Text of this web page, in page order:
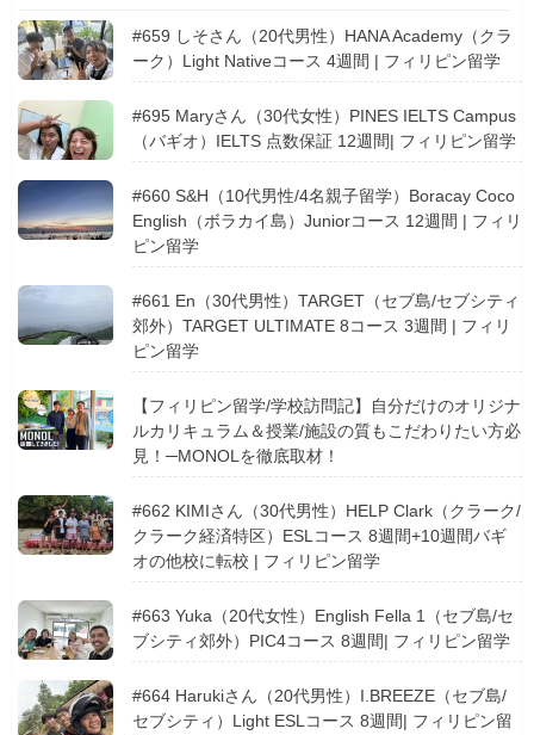
#659 しそさん（20代男性）HANA Academy（クラ
ーク）Light Nativeコース 4週間 | フィリピン留学
#695 Maryさん（30代女性）PINES IELTS Campus
（バギオ）IELTS 点数保証 12週間| フィリピン留学
#660 S&H（10代男性/4名親子留学）Boracay Coco
English（ボラカイ島）Juniorコース 12週間 | フィリ
ピン留学
#661 En（30代男性）TARGET（セブ島/セブシティ
郊外）TARGET ULTIMATE 8コース 3週間 | フィリ
ピン留学
【フィリピン留学/学校訪問記】自分だけのオリジナ
ルカリキュラム＆授業/施設の質もこだわりたい方必
見！─MONOLを徹底取材！
#662 KIMIさん（30代男性）HELP Clark（クラーク/
クラーク経済特区）ESLコース 8週間+10週間バギ
オの他校に転校 | フィリピン留学
#663 Yuka（20代女性）English Fella 1（セブ島/セ
ブシティ郊外）PIC4コース 8週間| フィリピン留学
#664 Harukiさん（20代男性）I.BREEZE（セブ島/
セブシティ）Light ESLコース 8週間| フィリピン留